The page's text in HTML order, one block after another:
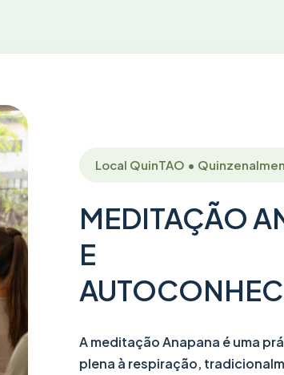
Local QuinTAO •
MEDITAÇÃO
E
A meditação Anapana é uma
plena à respiração,